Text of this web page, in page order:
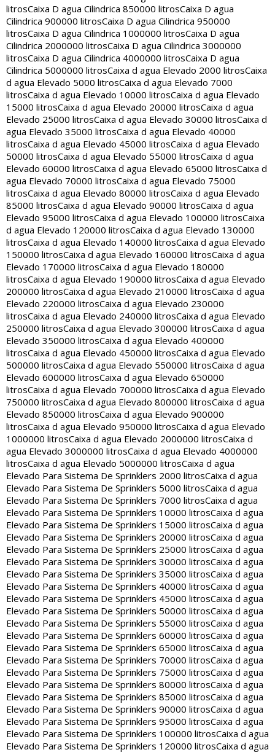
litrosCaixa D agua Cilindrica 850000 litrosCaixa D agua
Cilindrica 900000 litrosCaixa D agua Cilindrica 950000
litrosCaixa D agua Cilindrica 1000000 litrosCaixa D agua
Cilindrica 2000000 litrosCaixa D agua Cilindrica 3000000
litrosCaixa D agua Cilindrica 4000000 litrosCaixa D agua
Cilindrica 5000000 litrosCaixa d agua Elevado 2000 litrosCaixa
d agua Elevado 5000 litrosCaixa d agua Elevado 7000
litrosCaixa d agua Elevado 10000 litrosCaixa d agua Elevado
15000 litrosCaixa d agua Elevado 20000 litrosCaixa d agua
Elevado 25000 litrosCaixa d agua Elevado 30000 litrosCaixa d
agua Elevado 35000 litrosCaixa d agua Elevado 40000
litrosCaixa d agua Elevado 45000 litrosCaixa d agua Elevado
50000 litrosCaixa d agua Elevado 55000 litrosCaixa d agua
Elevado 60000 litrosCaixa d agua Elevado 65000 litrosCaixa d
agua Elevado 70000 litrosCaixa d agua Elevado 75000
litrosCaixa d agua Elevado 80000 litrosCaixa d agua Elevado
85000 litrosCaixa d agua Elevado 90000 litrosCaixa d agua
Elevado 95000 litrosCaixa d agua Elevado 100000 litrosCaixa
d agua Elevado 120000 litrosCaixa d agua Elevado 130000
litrosCaixa d agua Elevado 140000 litrosCaixa d agua Elevado
150000 litrosCaixa d agua Elevado 160000 litrosCaixa d agua
Elevado 170000 litrosCaixa d agua Elevado 180000
litrosCaixa d agua Elevado 190000 litrosCaixa d agua Elevado
200000 litrosCaixa d agua Elevado 210000 litrosCaixa d agua
Elevado 220000 litrosCaixa d agua Elevado 230000
litrosCaixa d agua Elevado 240000 litrosCaixa d agua Elevado
250000 litrosCaixa d agua Elevado 300000 litrosCaixa d agua
Elevado 350000 litrosCaixa d agua Elevado 400000
litrosCaixa d agua Elevado 450000 litrosCaixa d agua Elevado
500000 litrosCaixa d agua Elevado 550000 litrosCaixa d agua
Elevado 600000 litrosCaixa d agua Elevado 650000
litrosCaixa d agua Elevado 700000 litrosCaixa d agua Elevado
750000 litrosCaixa d agua Elevado 800000 litrosCaixa d agua
Elevado 850000 litrosCaixa d agua Elevado 900000
litrosCaixa d agua Elevado 950000 litrosCaixa d agua Elevado
1000000 litrosCaixa d agua Elevado 2000000 litrosCaixa d
agua Elevado 3000000 litrosCaixa d agua Elevado 4000000
litrosCaixa d agua Elevado 5000000 litrosCaixa d agua
Elevado Para Sistema De Sprinklers 2000 litrosCaixa d agua
Elevado Para Sistema De Sprinklers 5000 litrosCaixa d agua
Elevado Para Sistema De Sprinklers 7000 litrosCaixa d agua
Elevado Para Sistema De Sprinklers 10000 litrosCaixa d agua
Elevado Para Sistema De Sprinklers 15000 litrosCaixa d agua
Elevado Para Sistema De Sprinklers 20000 litrosCaixa d agua
Elevado Para Sistema De Sprinklers 25000 litrosCaixa d agua
Elevado Para Sistema De Sprinklers 30000 litrosCaixa d agua
Elevado Para Sistema De Sprinklers 35000 litrosCaixa d agua
Elevado Para Sistema De Sprinklers 40000 litrosCaixa d agua
Elevado Para Sistema De Sprinklers 45000 litrosCaixa d agua
Elevado Para Sistema De Sprinklers 50000 litrosCaixa d agua
Elevado Para Sistema De Sprinklers 55000 litrosCaixa d agua
Elevado Para Sistema De Sprinklers 60000 litrosCaixa d agua
Elevado Para Sistema De Sprinklers 65000 litrosCaixa d agua
Elevado Para Sistema De Sprinklers 70000 litrosCaixa d agua
Elevado Para Sistema De Sprinklers 75000 litrosCaixa d agua
Elevado Para Sistema De Sprinklers 80000 litrosCaixa d agua
Elevado Para Sistema De Sprinklers 85000 litrosCaixa d agua
Elevado Para Sistema De Sprinklers 90000 litrosCaixa d agua
Elevado Para Sistema De Sprinklers 95000 litrosCaixa d agua
Elevado Para Sistema De Sprinklers 100000 litrosCaixa d agua
Elevado Para Sistema De Sprinklers 120000 litrosCaixa d agua